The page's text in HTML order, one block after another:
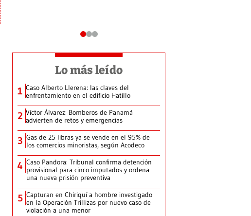
Lo más leído
1 Caso Alberto Llerena: las claves del
enfrentamiento en el edificio Hatillo
2 Víctor Álvarez: Bomberos de Panamá
advierten de retos y emergencias
3 Gas de 25 libras ya se vende en el 95% de
los comercios minoristas, según Acodeco
4 Caso Pandora: Tribunal confirma detención
provisional para cinco imputados y ordena
una nueva prisión preventiva
5 Capturan en Chiriquí a hombre investigado
en la Operación Trillizas por nuevo caso de
violación a una menor